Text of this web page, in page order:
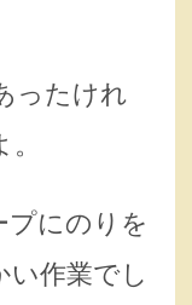
ったけれ
プにのりを
い作業でし